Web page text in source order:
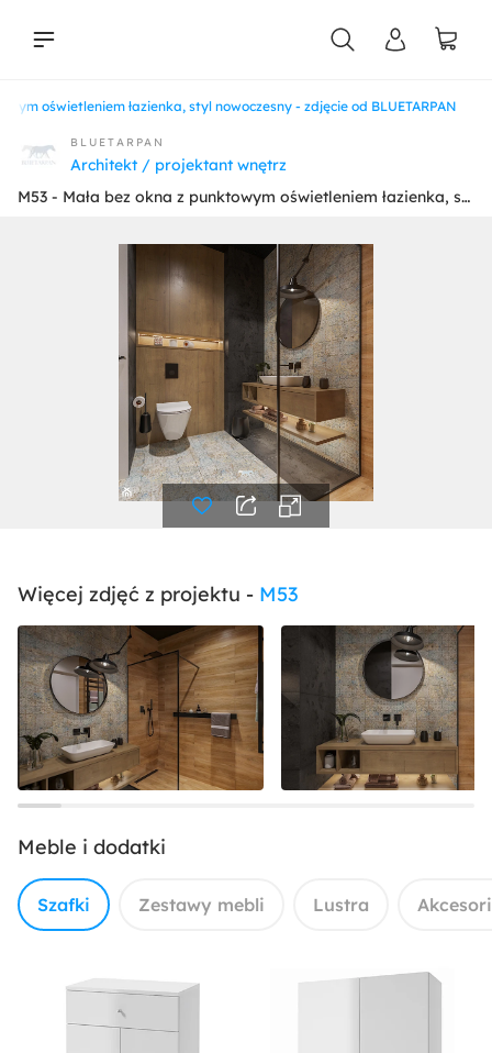
oświetleniem łazienka, styl nowoczesny - zdjęcie od BLUETARPAN
BLUETARPAN
Architekt / projektant wnętrz
M53 - Mała bez okna z punktowym oświetleniem łazienka, styl nowoczesny - zdjęcie od BLUETARPAN
Więcej zdjęć z projektu - M53
Meble i dodatki
Szafki Zestawy mebli Lustra